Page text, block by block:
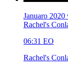
Januaro
Rachel's
06:31 EO
Rachel's